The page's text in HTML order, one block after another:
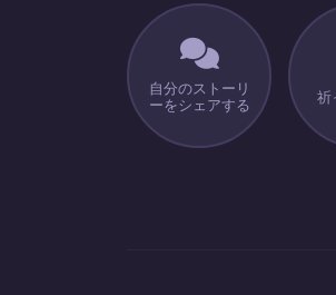
自分のストーリ
ーをシェアする
祈